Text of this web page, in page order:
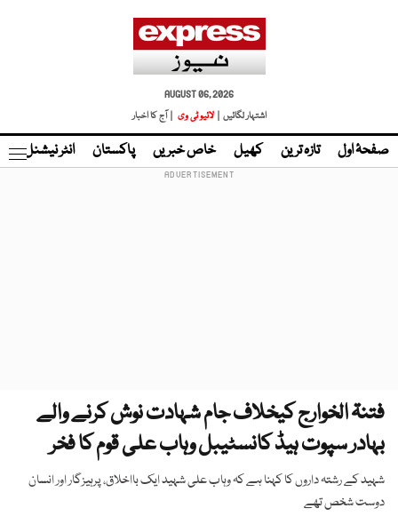
AUGUST 06, 2026
اشتہار لگائیں |
لائیو ٹی وی | آج کا اخبار
صفحۂ اول تازہ ترین کھیل خاص خبریں پاکستان انٹر نیشنل
فتنۃ الخوارج کیخلاف جام شہادت نوش کرنے والے
بہادر سپوت ہیڈ کانسٹیبل وہاب علی قوم کا فخر
شہید کے رشتہ داروں کا کہنا ہے کہ وہاب علی شہید ایک بااخلاق، پرہیزگار اور انسان
دوست شخص تھے